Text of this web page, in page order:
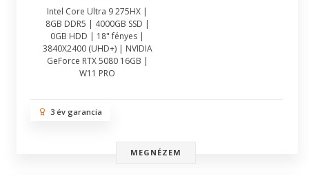
Intel Core Ultra 9 275HX |
8GB DDR5 | 4000GB SSD |
0GB HDD | 18" fényes |
3840X2400 (UHD+) | NVIDIA
GeForce RTX 5080 16GB |
W11 PRO
3 év garancia
MEGNÉZEM